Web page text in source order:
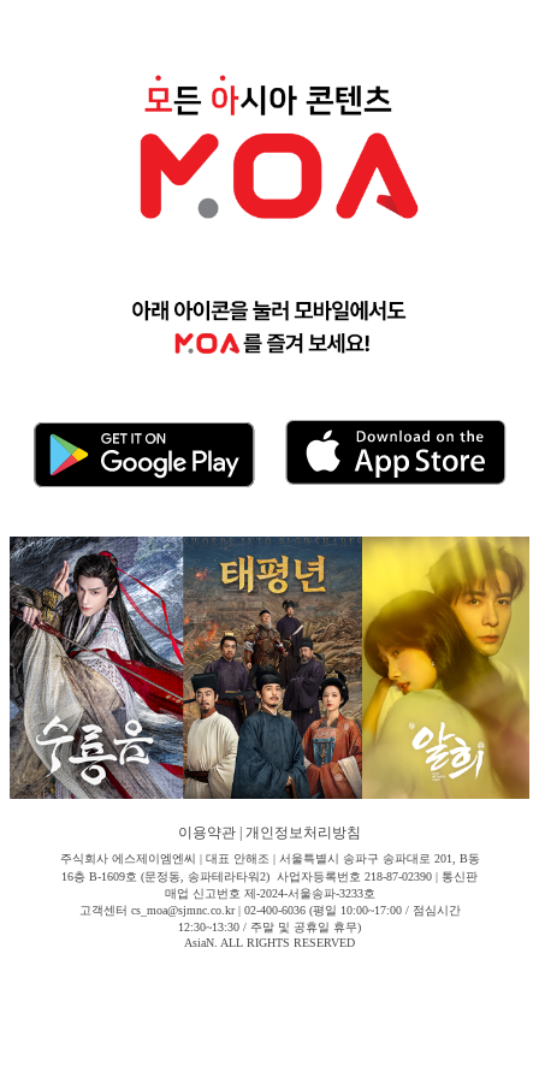
이용약관 개인정보처리방침
주식회사 에스제이엠엔씨 | 대표 안해조 | 서울특별시 송파구 송파대로 201, B동
16층 B-1609호 (문정동, 송파테라타워2) 사업자등록번호 218-87-02390 | 통신판
매업 신고번호 제-2024-서울송파-3233호
고객센터 cs_moa@sjmnc.co.kr | 02-400-6036 (평일 10:00~17:00 / 점심시간
12:30~13:30 / 주말 및 공휴일 휴무)
AsiaN. ALL RIGHTS RESERVED